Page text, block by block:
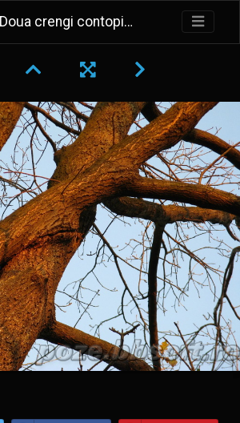
Doua crengi contopite